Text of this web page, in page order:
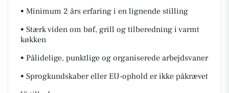
• Minimum 2 års erfaring i en lignende stilling
• Stærk viden om bøf, grill og tilberedning i varmt
køkken
• Pålidelige, punktlige og organiserede arbejdsvaner
• Sprogkundskaber eller EU-ophold er ikke påkrævet